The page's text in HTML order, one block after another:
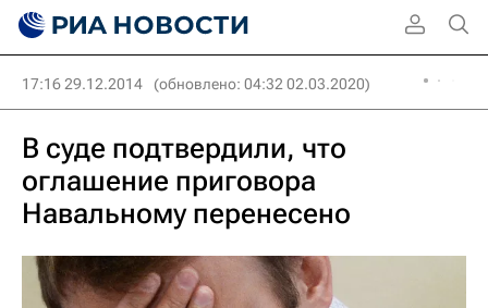
17:16 29.12.2014 (обновлено: 04:32 02.03.2020)
В суде подтвердили, что
оглашение приговора
Навальному перенесено